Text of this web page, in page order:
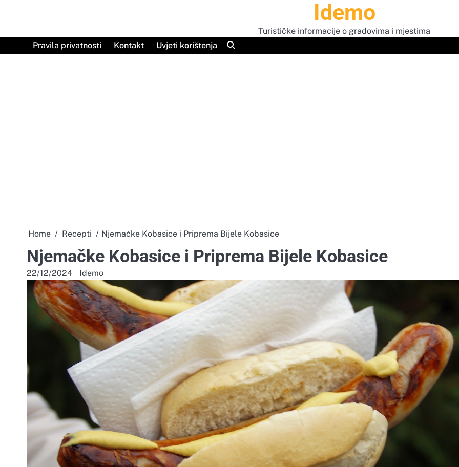
Idemo
Turističke informacije o gradovima i mjestima
Pravila privatnosti
Kontakt Uvjeti korištenja
Home Recepti Njemačke Kobasice i Priprema Bijele Kobasice
Njemačke Kobasice i Priprema Bijele Kobasice
22/12/2024 Idemo